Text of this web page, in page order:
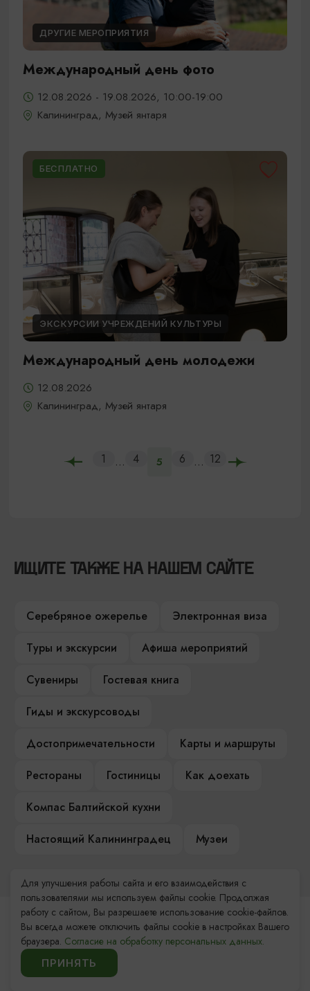
ДРУГИЕ МЕРОПРИЯТИЯ
Международный день фото
12.08.2026 - 19.08.2026, 10:00-19:00
Калининград, Музей янтаря
БЕСПЛАТНО
ЭКСКУРСИИ УЧРЕЖДЕНИЙ КУЛЬТУРЫ
Международный день молодежи
12.08.2026
Калининград, Музей янтаря
1 ... 4 5 6 ... 12
ИЩИТЕ ТАКЖЕ НА НАШЕМ САЙТЕ
Серебряное ожерелье
Электронная виза
Туры и экскурсии
Афиша мероприятий
Сувениры
Гостевая книга
Гиды и экскурсоводы
Достопримечательности
Карты и маршруты
Рестораны
Гостиницы
Как доехать
Компас Балтийской кухни
Настоящий Калининградец
Музеи
Контакты Туристского
информационного центра
+7 (4012) 555-200
Для улучшения работы сайта и его взаимодействия с
пользователями мы используем файлы cookie. Продолжая
работу с сайтом, Вы разрешаете использование cookie-файлов.
Вы всегда можете отключить файлы cookie в настройках Вашего
браузера. Согласие на обработку персональных данных.
ПРИНЯТЬ